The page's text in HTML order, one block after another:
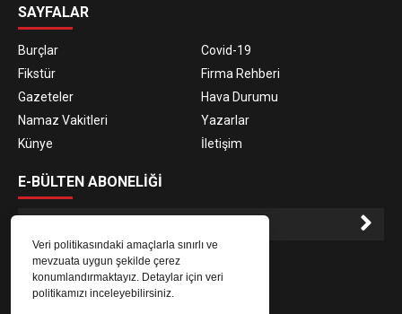
Veri politikasındaki amaçlarla sınırlı ve
mevzuata uygun şekilde çerez
konumlandırmaktayız. Detaylar için veri
politikamızı inceleyebilirsiniz.
SAYFALAR
Burçlar
Covid-19
Fikstür
Firma Rehberi
Gazeteler
Hava Durumu
Namaz Vakitleri
Yazarlar
Künye
İletişim
E-BÜLTEN ABONELİĞİ
E-Bülten aboneliği ile haberlere daha hızlı erişin.